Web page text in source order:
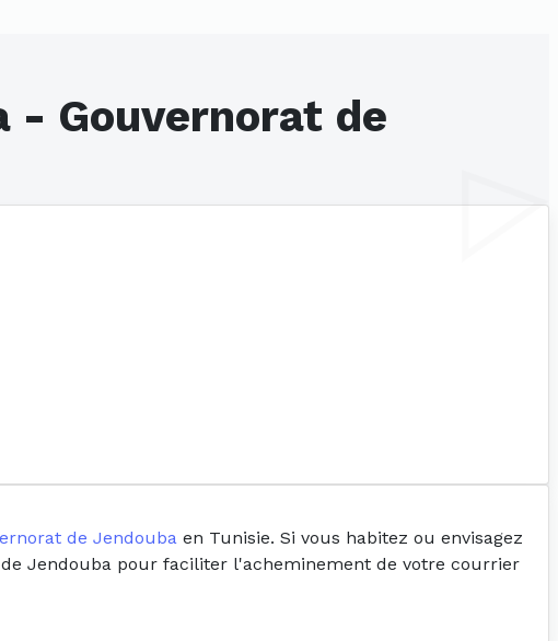
- Gouvernorat de
de Jendouba en Tunisie. Si vous habitez ou envisagez
Jendouba pour faciliter l'acheminement de votre courrier